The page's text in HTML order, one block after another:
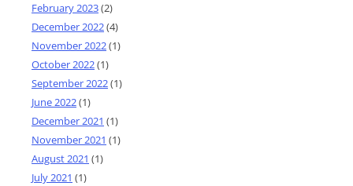
February 2023(2)
December 2022(4)
November 2022(1)
October 2022(1)
September 2022(1)
June 2022(1)
December 2021 (1)
November 2021 (1)
August 2021 (1)
July 2021 (1)